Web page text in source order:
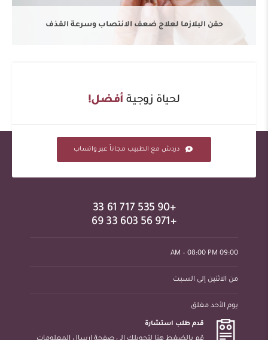
حقن البلازما لعلاج ضعف الانتصاب وسرعة القذف
لحياة زوجية أفضل!
دردش مع الطبيب مجاناً عبر واتساب
+90 535 717 61 33
+971 56 603 33 69
09:00 AM – 08:00 PM
من الاثنين إلى السبت
يوم الأحد مغلق
قدم طلب استشارة